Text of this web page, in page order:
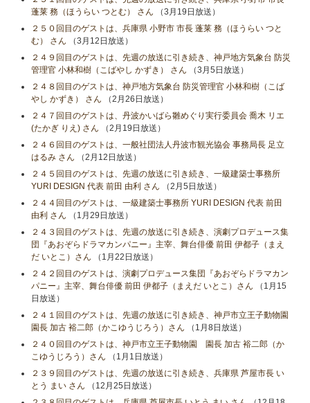
蓬莱 務（ほうらい つとむ） さん （3月19日放送）
２５０回目のゲストは、兵庫県 小野市 市長 蓬莱 務（ほうらい つと
む） さん （3月12日放送）
２４９回目のゲストは、先週の放送に引き続き、神戸地方気象台 防災
管理官 小林和樹（こばやし かずき） さん （3月5日放送）
２４８回目のゲストは、神戸地方気象台 防災管理官 小林和樹（こば
やし かずき） さん （2月26日放送）
２４７回目のゲストは、丹波かいばら雛めぐり実行委員会 喬木 リエ
(たかぎ りえ) さん （2月19日放送）
２４６回目のゲストは、一般社団法人丹波市観光協会 事務局長 足立
はるみ さん （2月12日放送）
２４５回目のゲストは、先週の放送に引き続き、一級建築士事務所
YURI DESIGN 代表 前田 由利 さん （2月5日放送）
２４４回目のゲストは、一級建築士事務所 YURI DESIGN 代表 前田
由利 さん （1月29日放送）
２４３回目のゲストは、先週の放送に引き続き、演劇プロデュース集
団『あおぞらドラマカンパニー』主宰、舞台俳優 前田 伊都子（まえ
だ いとこ）さん （1月22日放送）
２４２回目のゲストは、演劇プロデュース集団『あおぞらドラマカン
パニー』主宰、舞台俳優 前田 伊都子（まえだ いとこ）さん （1月15
日放送）
２４１回目のゲストは、先週の放送に引き続き、神戸市立王子動物園
園長 加古 裕二郎（かこゆうじろう）さん （1月8日放送）
２４０回目のゲストは、神戸市立王子動物園 園長 加古 裕二郎（か
こゆうじろう）さん （1月1日放送）
２３９回目のゲストは、先週の放送に引き続き、兵庫県 芦屋市長 い
とう まい さん （12月25日放送）